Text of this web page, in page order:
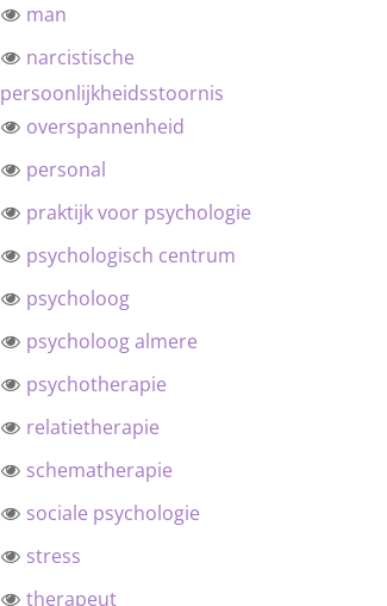
man
narcistische
persoonlijkheidsstoornis
overspannenheid
personal
praktijk voor psychologie
psychologisch centrum
psycholoog
psycholoog almere
psychotherapie
relatietherapie
schematherapie
sociale psychologie
stress
therapeut